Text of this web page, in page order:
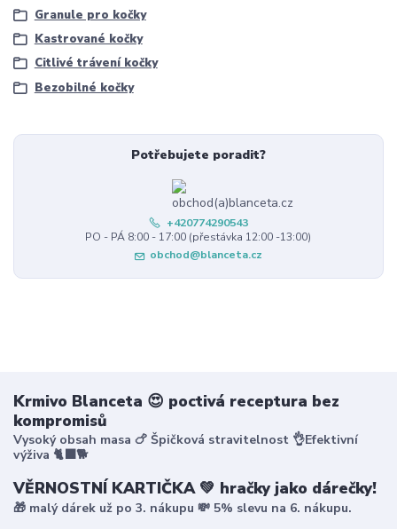
Granule pro kočky
Kastrované kočky
Citlivé trávení kočky
Bezobilné kočky
Potřebujete poradit?
+420774290543
PO - PÁ 8:00 - 17:00 (přestávka 12:00 -13:00)
obchod@blanceta.cz
Krmivo Blanceta 😍 poctivá receptura bez
kompromisů
Vysoký obsah masa 🍗 Špičková stravitelnost 👌Efektivní
výživa 🐈‍⬛🐕
VĚRNOSTNÍ KARTIČKA 💚 hračky jako dárečky!
🎁 malý dárek už po 3. nákupu 💸 5% slevu na 6. nákupu.